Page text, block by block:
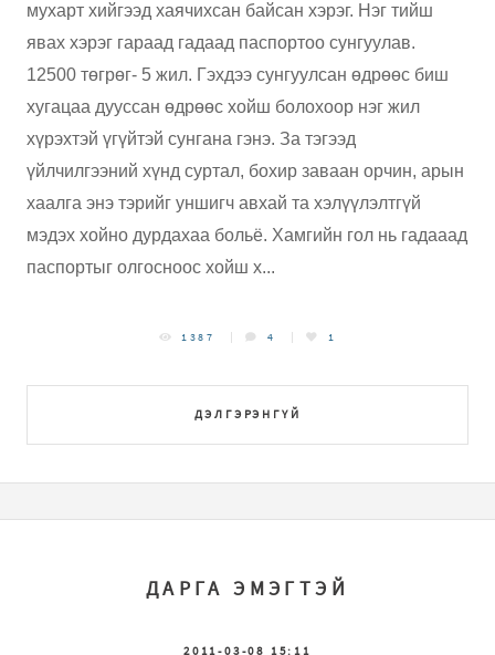
мухарт хийгээд хаячихсан байсан хэрэг. Нэг тийш
явах хэрэг гараад гадаад паспортоо сунгуулав.
12500 төгрөг- 5 жил. Гэхдээ сунгуулсан өдрөөс биш
хугацаа дууссан өдрөөс хойш болохоор нэг жил
хүрэхтэй үгүйтэй сунгана гэнэ. За тэгээд
үйлчилгээний хүнд суртал, бохир заваан орчин, арын
хаалга энэ тэрийг уншигч авхай та хэлүүлэлтгүй
мэдэх хойно дурдахаа больё. Хамгийн гол нь гадааад
паспортыг олгосноос хойш х...
ДЭЛГЭРЭНГҮЙ
1387 4 1
ДАРГА ЭМЭГТЭЙ
2011-03-08 15:11